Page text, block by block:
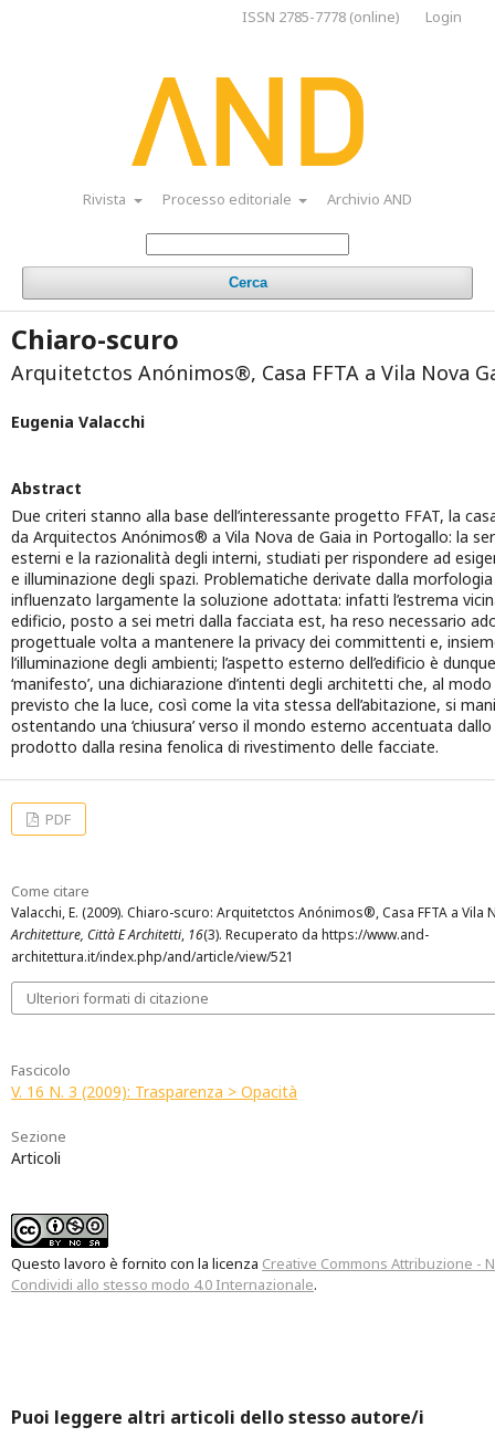
Rivista Processo editoriale Archivio AND
Cerca
ISSN 2785-7778 (online) Login
Chiaro-scuro
Arquitetctos Anónimos®, Casa FFTA a Vila Nova
Eugenia Valacchi
Abstract
Due criteri stanno alla base dell’interessante progetto FFAT, la
da Arquitectos Anónimos® a Vila Nova de Gaia in Portogallo: la
esterni e la razionalità degli interni, studiati per rispondere ad
e illuminazione degli spazi. Problematiche derivate dalla
influenzato largamente la soluzione adottata: infatti l’estrema
edificio, posto a sei metri dalla facciata est, ha reso necessario
progettuale volta a mantenere la privacy dei committenti e,
l’illuminazione degli ambienti; l’aspetto esterno dell’edificio è
‘manifesto’, una dichiarazione d’intenti degli architetti che, al
previsto che la luce, così come la vita stessa dell’abitazione, si
ostentando una ‘chiusura’ verso il mondo esterno accentuata
prodotto dalla resina fenolica di rivestimento delle facciate.
PDF
Come citare
Valacchi, E. (2009). Chiaro-scuro: Arquitetctos Anónimos®, Casa FFTA a Vila
Architetture, Città E Architetti, 16(3). Recuperato da https://www.and-
architettura.it/index.php/and/article/view/521
Ulteriori formati di citazione
Fascicolo
V. 16 N. 3 (2009): Trasparenza > Opacità
Sezione
Articoli
Questo lavoro è fornito con la licenza Creative Commons Attribuzione -
Condividi allo stesso modo 4.0 Internazionale.
Puoi leggere altri articoli dello stesso autore/i